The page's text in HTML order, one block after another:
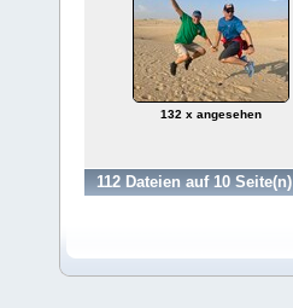
132 x angesehen
112 Dateien auf 10 Seite(n)